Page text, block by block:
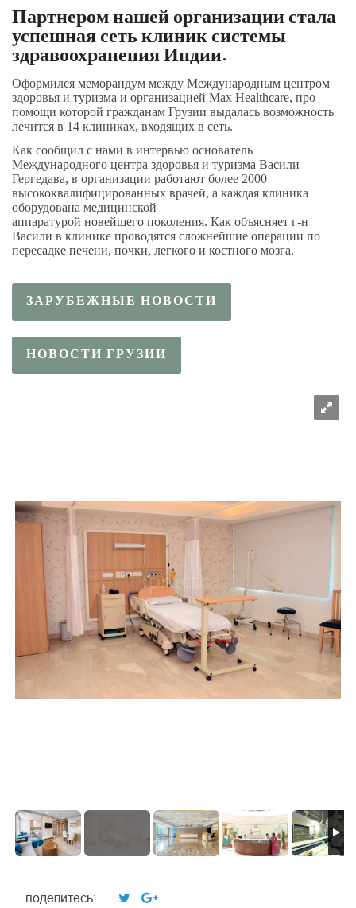
Партнером нашей организации стала
успешная сеть клиник системы
здравоохранения Индии.
Оформился меморандум между Международным центром
здоровья и туризма и организацией Max Healthcare, про
помощи которой гражданам Грузии выдалась возможность
лечится в 14 клиниках, входящих в сеть.
Как сообщил с нами в интервью основатель
Международного центра здоровья и туризма Васили
Гергедава, в организации работают более 2000
высококвалифицированных врачей, а каждая клиника
оборудована медицинской
аппаратурой новейшего поколения. Как объясняет г-н
Васили в клинике проводятся сложнейшие операции по
пересадке печени, почки, легкого и костного мозга.
ЗАРУБЕЖНЫЕ НОВОСТИ
НОВОСТИ ГРУЗИИ
поделитесь: